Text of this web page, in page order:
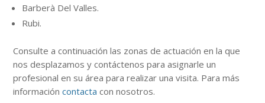
Barberà Del Valles.
Rubi.
Consulte a continuaciónlas zonas de actuación en la que
nos desplazamos y contáctenos para asignarle un
profesional en su área para realizar una visita. Para más
informacióncontacta con nosotros.